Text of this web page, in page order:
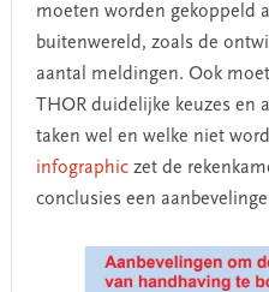
moeten worden gekoppeld
buitenwereld, zoals de
aantal meldingen. Ook
THOR duidelijke keuzes en
taken wel en welke niet
infographiczet de
conclusies een